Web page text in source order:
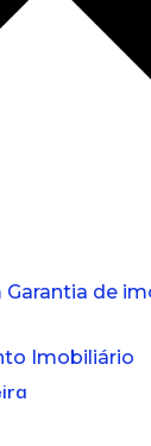
de
Imobiliário